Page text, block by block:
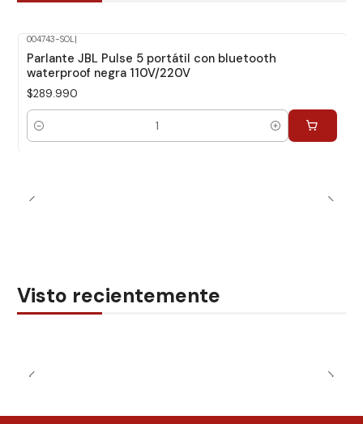
004743-SOL |
Parlante JBL Pulse 5 portátil con bluetooth
waterproof negra 110V/220V
$289.990
Cantidad
Visto recientemente